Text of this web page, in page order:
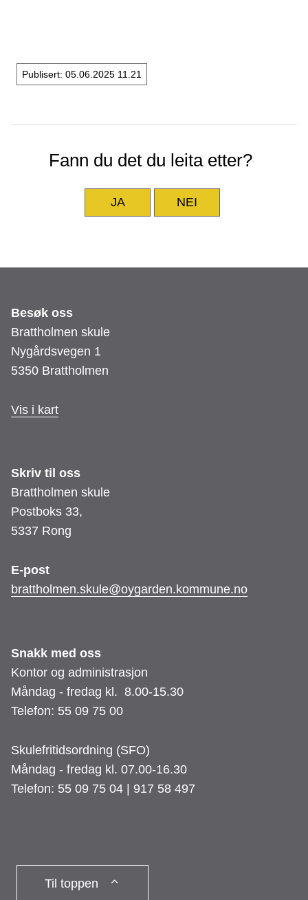
Publisert 05.06.2025 11.21
Fann du det du leita etter?
JA NEI
Besøk oss
Brattholmen skule
Nygårdsvegen 1
5350 Brattholmen
Vis i kart
Skriv til oss
Brattholmen skule
Postboks 33,
5337 Rong
E-post
brattholmen.skule@oygarden.kommune.no
Snakk med oss
Kontor og administrasjon
Måndag - fredag kl. 8.00-15.30
Telefon: 55 09 75 00
Skulefritidsordning (SFO)
Måndag - fredag kl. 07.00-16.30
Telefon: 55 09 75 04 | 917 58 497
Til toppen